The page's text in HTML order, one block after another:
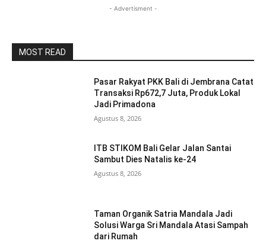
- Advertisment -
MOST READ
Pasar Rakyat PKK Bali di Jembrana Catat
Transaksi Rp672,7 Juta, Produk Lokal
Jadi Primadona
Agustus 8, 2026
ITB STIKOM Bali Gelar Jalan Santai
Sambut Dies Natalis ke-24
Agustus 8, 2026
Taman Organik Satria Mandala Jadi
Solusi Warga Sri Mandala Atasi Sampah
dari Rumah